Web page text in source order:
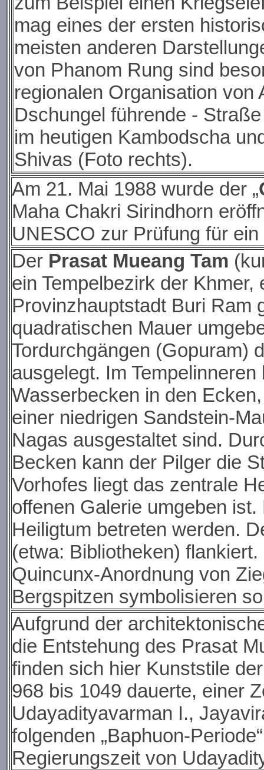
mag eines der ersten
meisten anderen
von Phanom Rung sind
regionalen Organisation von
Dschungel führende -
im heutigen Kambodscha
Shivas (Foto rechts).
Am 21. Mai 1988 wurde der „
Maha Chakri Sirindhorn
UNESCO zur Prüfung für
Der Prasat Mueang Tam
ein Tempelbezirk der
Provinzhauptstadt Buri Ram
quadratischen Mauer
Tordurchgängen (Gopuram)
ausgelegt. Im
Wasserbecken in den
einer niedrigen Sandstein-
Nagas ausgestaltet sind.
Becken kann der Pilger die
Vorhofes liegt das zentrale
offenen Galerie umgeben
Heiligtum betreten werden.
(etwa: Bibliotheken)
Quincunx-Anordnung von
Bergspitzen symbolisieren
Aufgrund der
die Entstehung des Prasat
finden sich hier Kunststile
968 bis 1049 dauerte, einer
Udayadityavarman I.,
folgenden „Baphuon-
Regierungszeit von